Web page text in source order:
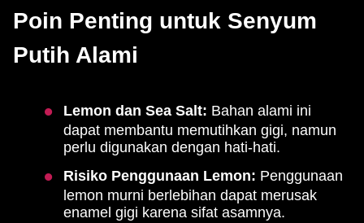
Poin Penting untuk Senyum
Putih Alami
Lemon dan Sea Salt: Bahan alami ini
dapat membantu memutihkan gigi, namun
perlu digunakan dengan hati-hati.
Risiko Penggunaan Lemon: Penggunaan
lemon murni berlebihan dapat merusak
enamel gigi karena sifat asamnya.